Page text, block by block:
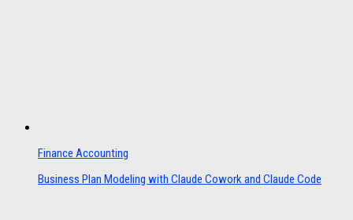
Finance Accounting
Business Plan Modeling with Claude Cowork and Claude Code